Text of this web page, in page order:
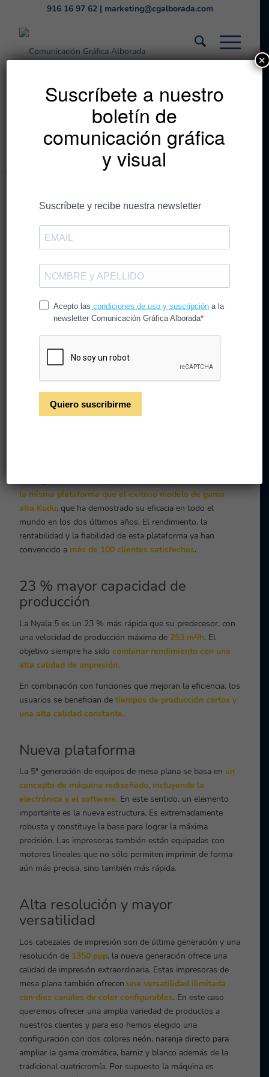
916 16 97 62| marketing@cgalborada.com
Volvemos a apostar
por la innovación con la
nueva Nyala 5
Volvemos a apostar por la
innovación
En Comunicación Gráfica
Alborada volvemos a apostar por
la innovación y la calidad con una
nueva Impresora Plana de gran
formato y alta calidad.
La primera Nyala de la quinta generación llega a España.
máquina más vendida en Europa desde hace 10 años.
Partiendo de una plataforma totalmente nueva,
swissQprint eleva su gama de equipos de mesa plana a
la misma plataforma que el exitoso modelo de gama
alta Kudu, que ha demostrado su eficacia en todo el
mundo en los dos últimos años. El rendimiento, la
rentabilidad y la fiabilidad de esta plataforma ya han
convencido a más de 100 clientes satisfechos.
23 % mayor capacidad de
producción
La Nyala 5 es un 23 % más rápida que su predecesor, con
una velocidad de producción máxima de 253 m²/h. El
objetivo siempre ha sidocombinar rendimiento con una
alta calidad de impresión.
En combinación con funciones que mejoran la eficiencia, los
usuarios se benefician detiempos de producción cortos y
una alta calidad constante.
Nueva plataforma
La 5ª generación de equipos de mesa plana se basa en un
concepto de máquina rediseñado, incluyendo la
electrónica y el software. En este sentido, un elemento
importante es la nueva estructura. Es extremadamente
robusta y constituye la base para lograr la máxima
precisión. Las impresoras también están equipadas con
motores lineales que no sólo permiten imprimir de forma
aún más precisa, sino también más rápida.
Alta resolución y mayor
versatilidad
Los cabezales de impresión son de última generación y una
resolución de 1350 ppp, la nueva generación ofrece una
calidad de impresión extraordinaria. Estas impresoras de
mesa plana también ofrecen una versatilidad ilimitada
con diez canales de color configurables. En este caso
queremos ofrecer una amplia variedad de productos a
nuestros clientes y para eso hemos elegido una
configuración con dos colores neón, naranja directo para
ampliar la gama cromática, barniz y blanco además de la
tradicional cuatricromía. Por supuesto la máquina es
Suscríbete a nuestro
boletín de
comunicación gráfica
y visual
✕